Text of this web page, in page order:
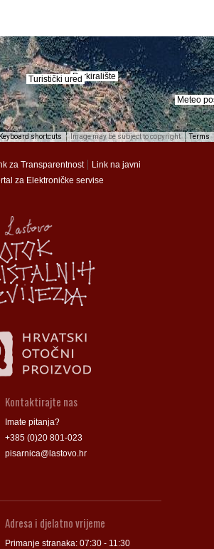
Meteo
Turistički uredParkiralište
Meteo
Turistički uredParkiralište
Keyboard shortcuts Image may be subject to copyright Terms
za Transparentnost| Link na javni
za Elektroničke servise
Kontaktirajte nas
Imate pitanja?
+385 (0)20 801-023
pisarnica@lastovo.hr
Adresa i djelatno vrijeme
Primanje stranaka: 07:30 - 11:30